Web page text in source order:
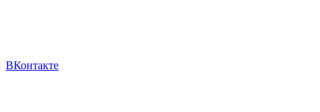
ВКонтакте